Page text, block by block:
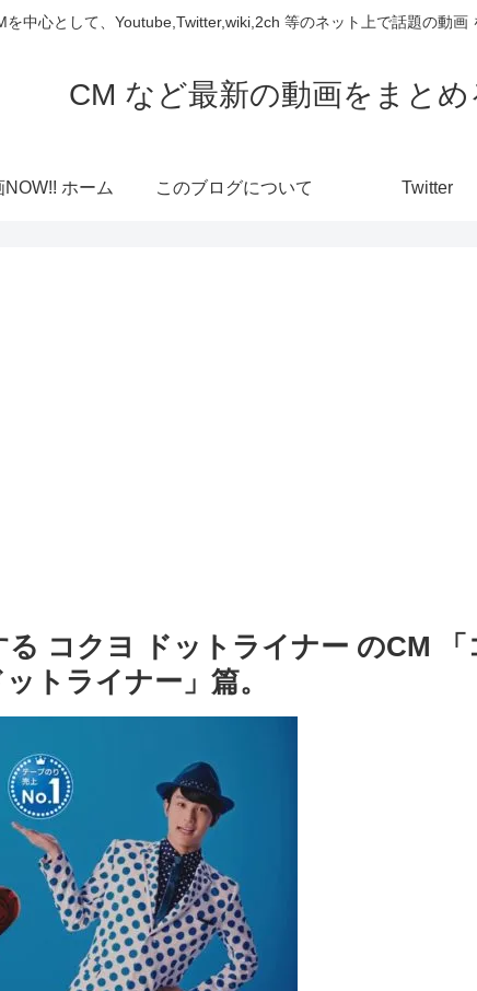
を中心として、Youtube,Twitter,wiki,2ch 等のネット上で話題の動画
CM など最新の動画をまと
NOW!! ホーム このブログについて Twitter
る コクヨ ドットライナー のCM 「
トライナー」篇。